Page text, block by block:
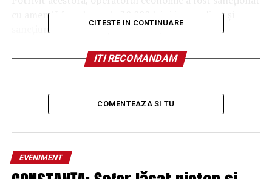
cu amendă în valoare de 30.000 lei şi i s-a aplicat şi
sancţiunea contravenţională complementară de
reglementare menţionat.
in legalitate şi de respectare a legislaţiei incidente de
protecţia mediului”, a mai transmis sursa citată.
CITESTE IN CONTINUARE
ITI RECOMANDAM
COMENTEAZA SI TU
EVENIMENT